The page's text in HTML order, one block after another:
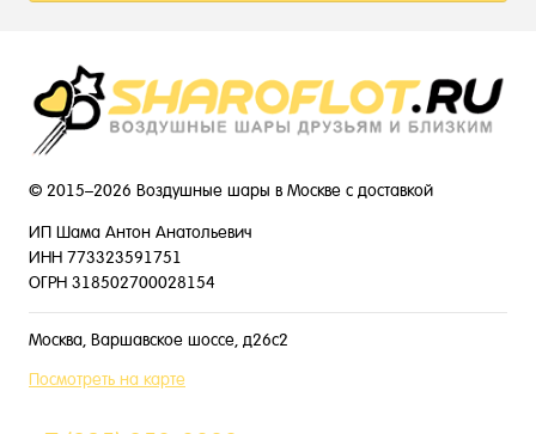
© 2015–2026 Воздушные шары в Москве с доставкой
ИП Шама Антон Анатольевич
ИНН 773323591751
ОГРН 318502700028154
Москва, Варшавское шоссе, д26с2
Посмотреть на карте